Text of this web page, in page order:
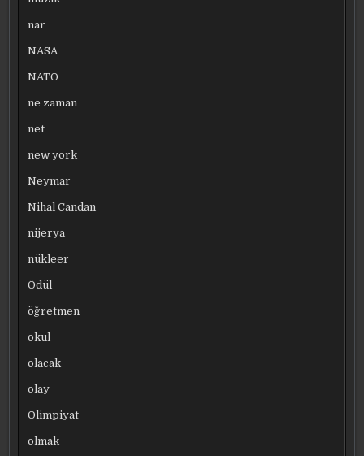
nar
NASA
NATO
ne zaman
net
new york
Neymar
Nihal Candan
nijerya
nükleer
Ödül
öğretmen
okul
olacak
olay
Olimpiyat
olmak